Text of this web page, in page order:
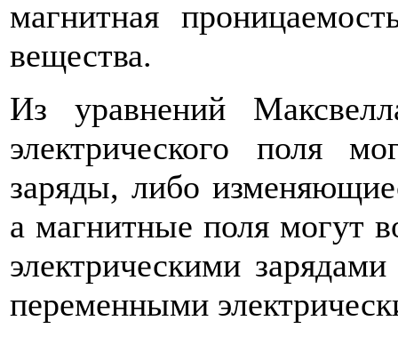
магнитная
вещества.
Из уравнений
электрического поля
заряды, либо
а магнитные поля могут
электрическими
переменными